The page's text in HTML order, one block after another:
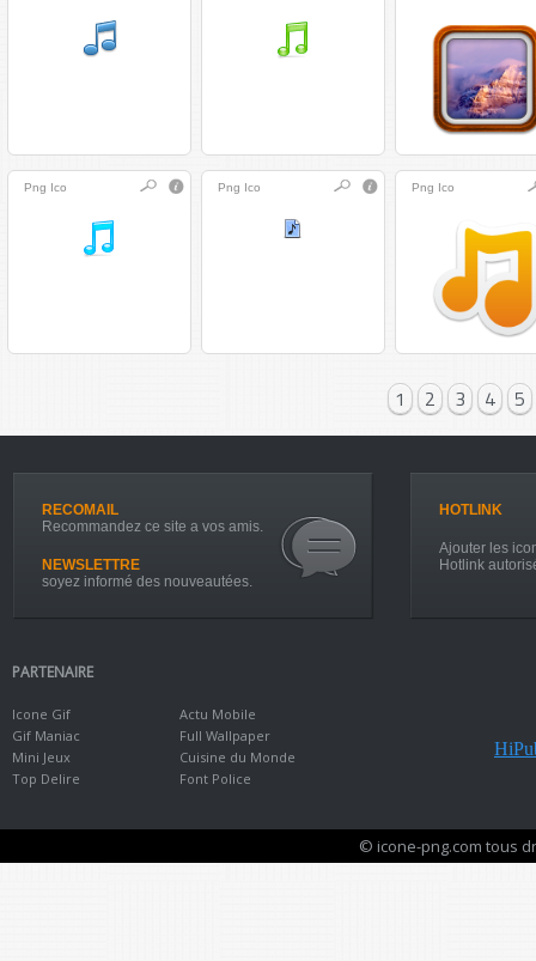
Png Ico Png Ico Png Ico
1 2 3 4 5
RECOMAIL
Recommandez ce site a vos amis.
NEWSLETTRE
soyez informé des nouveautées.
HOTLINK
Ajouter les
Hotlink
PARTENAIRE
Icone Gif
Gif Maniac
Mini Jeux
Top Delire
Actu Mobile
Full Wallpaper
Cuisine du Monde
Font Police
© icone-png.com tous